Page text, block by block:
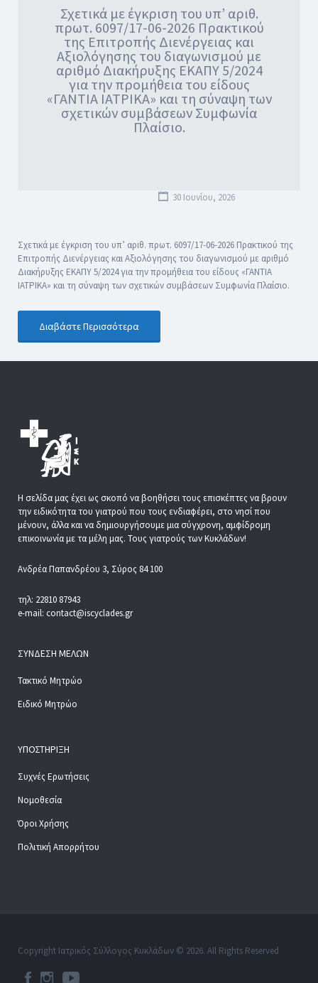
Σχετικά με έγκριση του υπ’ αριθ.
πρωτ. 6097/17-06-2026 Πρακτικού
της Επιτροπής Διενέργειας και
Αξιολόγησης του διαγωνισμού με
αριθμό Διακήρυξης ΕΚΑΠΥ 5/2024
για την προμήθεια του είδους
«ΓΑΝΤΙΑ ΙΑΤΡΙΚΑ» και τη σύναψη των
σχετικών συμβάσεων Συμφωνία
Πλαίσιο.
30 Ιουνίου, 2026
Σχετικά με έγκριση του υπ’ αριθ. πρωτ. 6097/17-06-2026 Πρακτικού της
Επιτροπής Διενέργειας και Αξιολόγησης του διαγωνισμού με αριθμό
Διακήρυξης ΕΚΑΠΥ 5/2024 για την προμήθεια του είδους «ΓΑΝΤΙΑ
ΙΑΤΡΙΚΑ» και τη σύναψη των σχετικών συμβάσεων Συμφωνία Πλαίσιο.
Διαβάστε Περισσότερα
Η σελίδα μας έχει ως σκοπό να βοηθήσει τους επισκέπτες να βρουν
την ειδικότητα του γιατρού που τους ενδιαφέρει, στο νησί που
μένουν, άλλα και να δημιουργήσουμε μια σύγχρονη, αμφίδρομη
επικοινωνία με τα μέλη μας. Τους γιατρούς των Κυκλάδων!
Ανδρέα Παπανδρέου 3, Σύρος 84 100
τηλ: 22810 87943
e-mail: contact@iscyclades.gr
ΣΎΝΔΕΣΗ ΜΕΛΏΝ
Τακτικό Μητρώο
Ειδικό Μητρώο
ΥΠΟΣΤΉΡΙΞΗ
Συχνές Ερωτήσεις
Νομοθεσία
Όροι Χρήσης
Πολιτική Απορρήτου
Copyright Ιατρικός Σύλλογος Κυκλάδων © 2026. All Rights Reserved